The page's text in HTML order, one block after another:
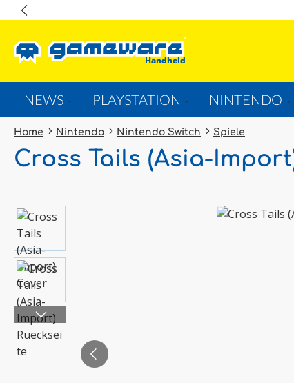
NEWS PLAYSTATION NINTENDO
Home Nintendo Nintendo Switch Spiele
Cross Tails (Asia-
Bildergalerie überspringen